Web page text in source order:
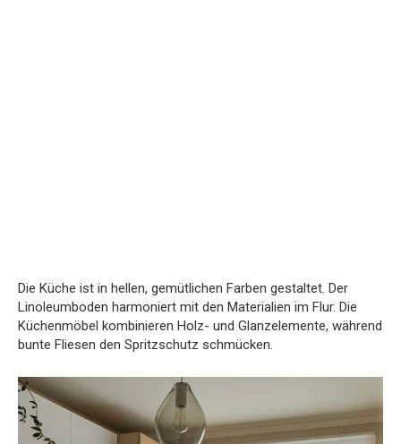
Die Küche ist in hellen, gemütlichen Farben gestaltet. Der
Linoleumboden harmoniert mit den Materialien im Flur. Die
Küchenmöbel kombinieren Holz- und Glanzelemente, während
bunte Fliesen den Spritzschutz schmücken.